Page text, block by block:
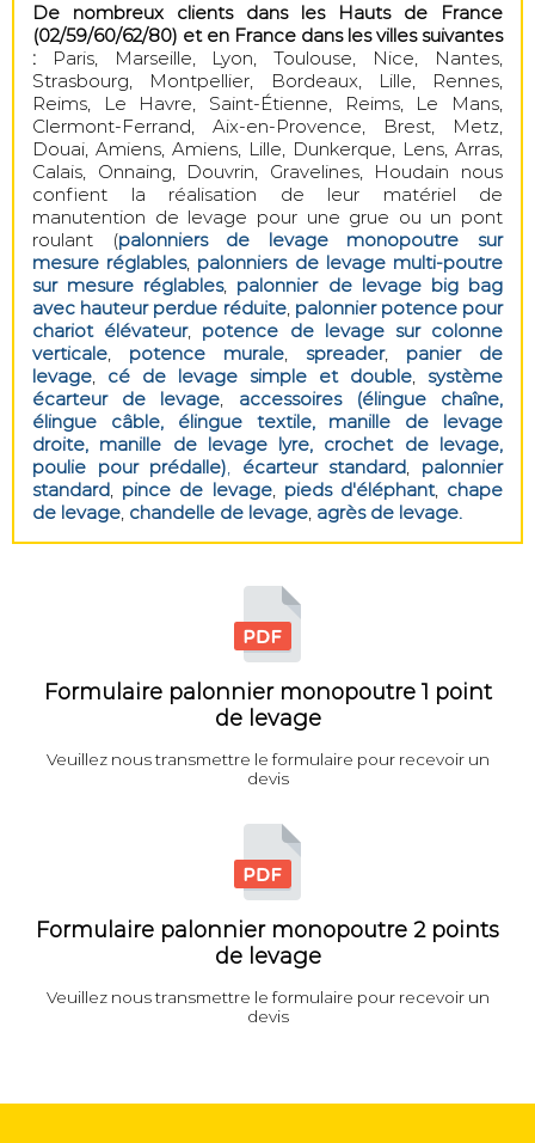
De nombreux clients dans les Hauts de France
(02/59/60/62/80) et en France dans les villes suivantes
: Paris, Marseille, Lyon, Toulouse, Nice, Nantes,
Strasbourg, Montpellier, Bordeaux, Lille, Rennes,
Reims, Le Havre, Saint-Étienne, Reims, Le Mans,
Clermont-Ferrand, Aix-en-Provence, Brest, Metz,
Douai, Amiens, Amiens, Lille, Dunkerque, Lens, Arras,
Calais, Onnaing, Douvrin, Gravelines, Houdain nous
confient la réalisation de leur matériel de
manutention de levage pour une grue ou un pont
roulant (palonniers de levage monopoutre sur
mesure réglables, palonniers de levage multi-poutre
sur mesure réglables, palonnier de levage big bag
avec hauteur perdue réduite, palonnier potence pour
chariot élévateur, potence de levage sur colonne
verticale, potence murale, spreader, panier de
levage, cé de levage simple et double, système
écarteur de levage, accessoires (élingue chaîne,
élingue câble, élingue textile, manille de levage
droite, manille de levage lyre, crochet de levage,
poulie pour prédalle), écarteur standard, palonnier
standard, pince de levage, pieds d'éléphant, chape
de levage, chandelle de levage, agrès de levage.
Formulaire palonnier monopoutre 1 point
de levage
Veuillez nous transmettre le formulaire pour recevoir un
devis
Formulaire palonnier monopoutre 2 points
de levage
Veuillez nous transmettre le formulaire pour recevoir un
devis